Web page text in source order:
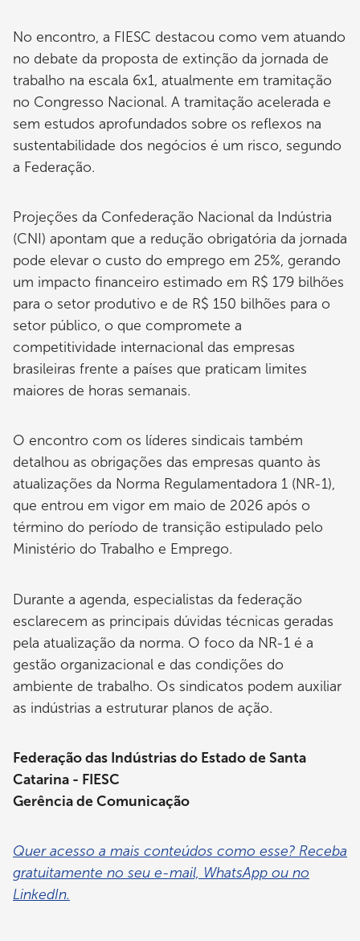
No encontro, a FIESC destacou como vem atuando
no debate da proposta de extinção da jornada de
trabalho na escala 6x1, atualmente em tramitação
no Congresso Nacional. A tramitação acelerada e
sem estudos aprofundados sobre os reflexos na
sustentabilidade dos negócios é um risco, segundo
a Federação.
Projeções da Confederação Nacional da Indústria
(CNI) apontam que a redução obrigatória da jornada
pode elevar o custo do emprego em 25%, gerando
um impacto financeiro estimado em R$ 179 bilhões
para o setor produtivo e de R$ 150 bilhões para o
setor público, o que compromete a
competitividade internacional das empresas
brasileiras frente a países que praticam limites
maiores de horas semanais.
O encontro com os líderes sindicais também
detalhou as obrigações das empresas quanto às
atualizações da Norma Regulamentadora 1 (NR-1),
que entrou em vigor em maio de 2026 após o
término do período de transição estipulado pelo
Ministério do Trabalho e Emprego.
Durante a agenda, especialistas da federação
esclarecem as principais dúvidas técnicas geradas
pela atualização da norma. O foco da NR-1 é a
gestão organizacional e das condições do
ambiente de trabalho. Os sindicatos podem auxiliar
as indústrias a estruturar planos de ação.
Federação das Indústrias do Estado de Santa
Catarina - FIESC
Gerência de Comunicação
Quer acesso a mais conteúdos como esse? Receba
gratuitamente no seu e-mail, WhatsApp ou no
LinkedIn.